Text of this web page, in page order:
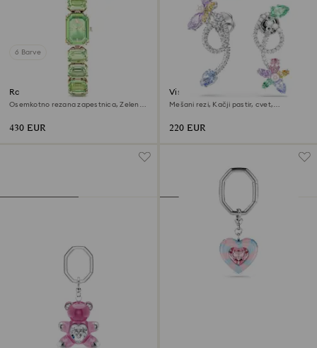
6 Barve
Ročna ura
Osemkotno rezana zapestnica, Zelena,
430 EUR
Viseči uhani z ušesnim
dodatkom Ariana Grande x
Mešani rezi, Kačji pastir, cvet,
220 EUR